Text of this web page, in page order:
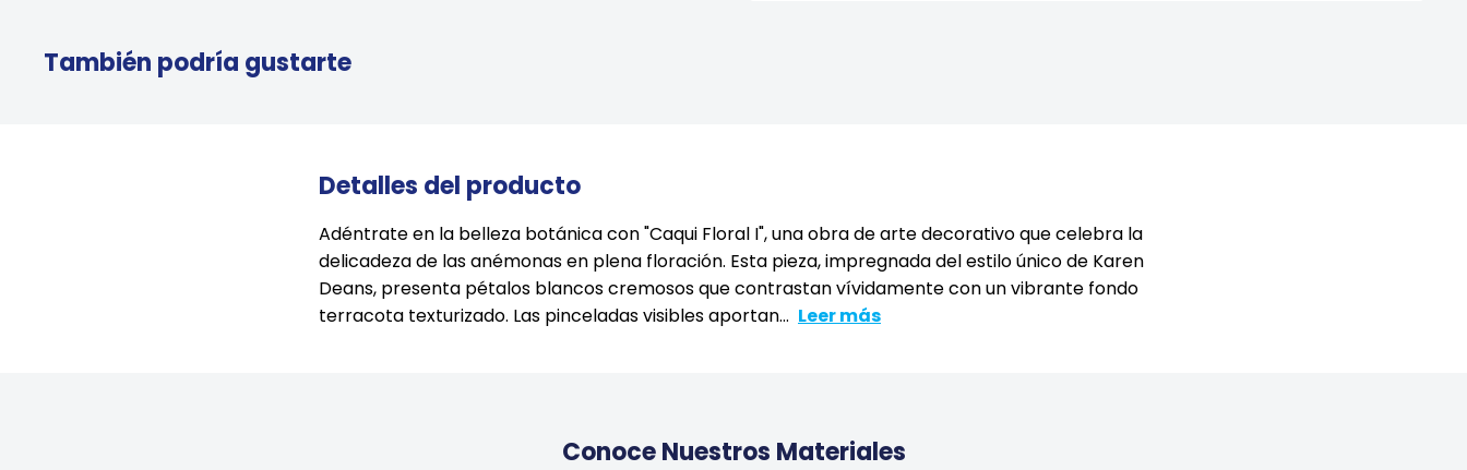
También podría gustarte
Detalles del producto
Adéntrate en la belleza botánica con "Caqui Floral I", una obra de arte decorativo que celebra la
delicadeza de las anémonas en plena floración. Esta pieza, impregnada del estilo único de Karen
Deans, presenta pétalos blancos cremosos que contrastan vívidamente con un vibrante fondo
terracota texturizado. Las pinceladas visibles aportan... Leer más
Conoce Nuestros Materiales